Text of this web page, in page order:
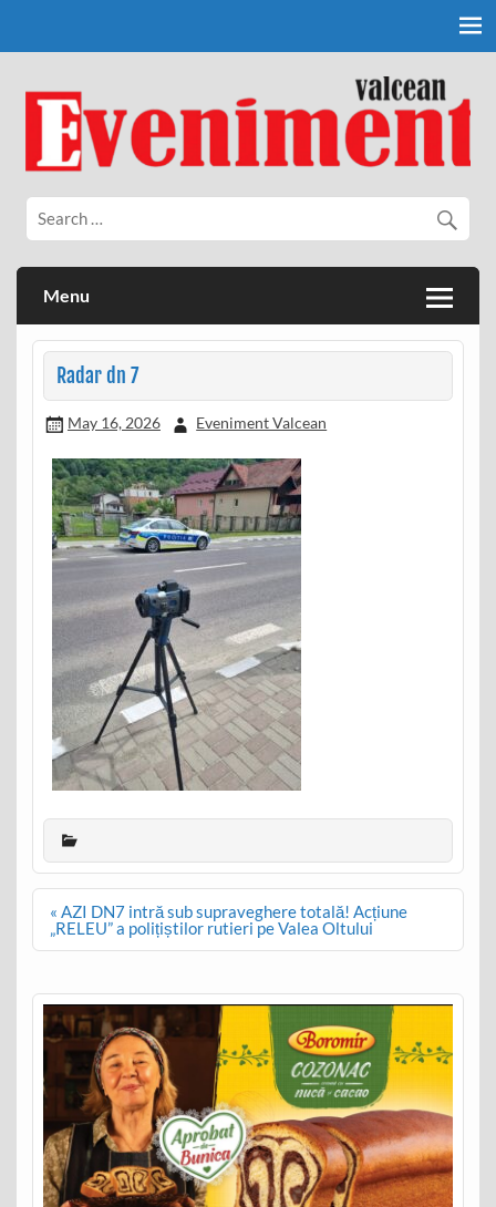
Eveniment Valcean
Menu
Radar dn 7
May 16, 2026 Eveniment Valcean
Post
navigation
« AZI DN7 intră sub supraveghere totală! Acțiune
„RELEU” a polițiștilor rutieri pe Valea Oltului